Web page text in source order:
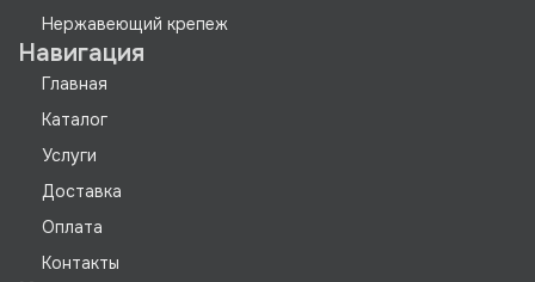
Нержавеющий крепеж
Навигация
Главная
Каталог
Услуги
Доставка
Оплата
Контакты